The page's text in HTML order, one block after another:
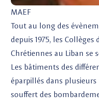
MAEF
Tout au long des
depuis 1975, les Collèges
Chrétiennes au Liban
Les bâtiments des
éparpillés dans
souffert des